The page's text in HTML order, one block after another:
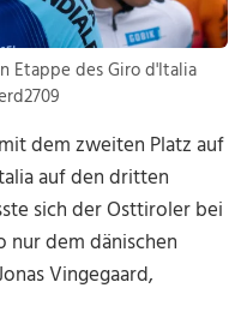
Etappe des Giro d'Italia
dem zweiten Platz auf
auf den dritten
sich der Osttiroler bei
nur dem dänischen
Vingegaard,